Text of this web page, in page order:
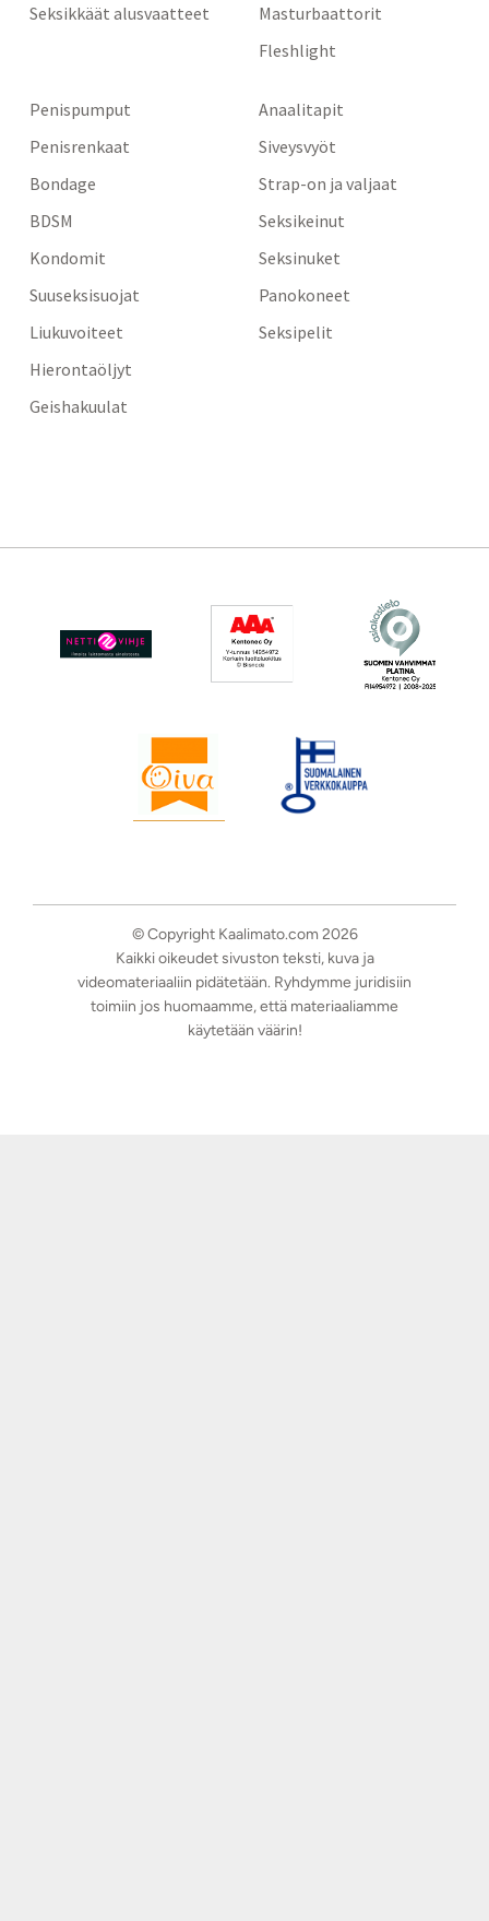
Seksikkäät alusvaatteet
Masturbaattorit
Fleshlight
Penispumput
Penisrenkaat
Bondage
BDSM
Kondomit
Suuseksisuojat
Liukuvoiteet
Hierontaöljyt
Geishakuulat
Anaalitapit
Siveysvyöt
Strap-on ja valjaat
Seksikeinut
Seksinuket
Panokoneet
Seksipelit
© Copyright Kaalimato.com 2026
Kaikki oikeudet sivuston teksti, kuva ja
videomateriaaliin pidätetään. Ryhdymme juridisiin
toimiin jos huomaamme, että materiaaliamme
käytetään väärin!